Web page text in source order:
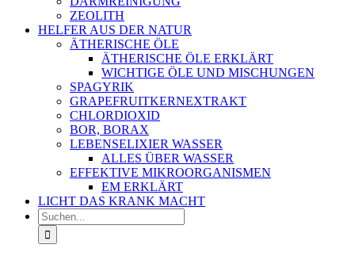
ZEOLITH
HELFER AUS DER NATUR
ÄTHERISCHE ÖLE
ÄTHERISCHE ÖLE ERKLÄRT
WICHTIGE ÖLE UND MISCHUNGEN
SPAGYRIK
GRAPEFRUITKERNEXTRAKT
CHLORDIOXID
BOR, BORAX
LEBENSELIXIER WASSER
ALLES ÜBER WASSER
EFFEKTIVE MIKROORGANISMEN
EM ERKLÄRT
LICHT DAS KRANK MACHT
Suche
nach: